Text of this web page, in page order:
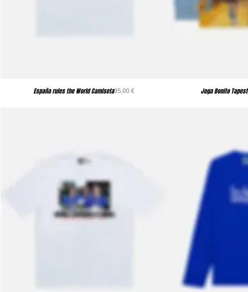
España rules the World Camiseta Precio
35,00 € Joga Bonito